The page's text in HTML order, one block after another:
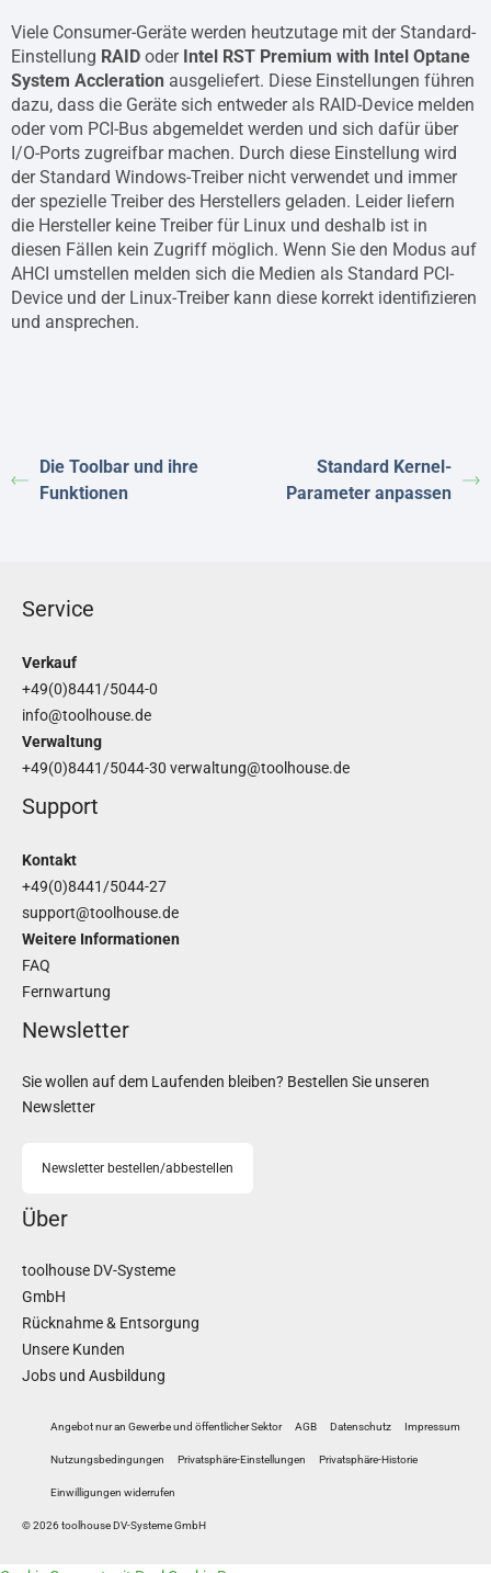
Viele Consumer-Geräte werden heutzutage mit der Standard-
Einstellung RAID oder Intel RST Premium with Intel Optane
System Accleration ausgeliefert. Diese Einstellungen führen
dazu, dass die Geräte sich entweder als RAID-Device melden
oder vom PCI-Bus abgemeldet werden und sich dafür über
I/O-Ports zugreifbar machen. Durch diese Einstellung wird
der Standard Windows-Treiber nicht verwendet und immer
der spezielle Treiber des Herstellers geladen. Leider liefern
die Hersteller keine Treiber für Linux und deshalb ist in
diesen Fällen kein Zugriff möglich. Wenn Sie den Modus auf
AHCI umstellen melden sich die Medien als Standard PCI-
Device und der Linux-Treiber kann diese korrekt identifizieren
und ansprechen.
Die Toolbar und ihre
Funktionen
Standard Kernel-
Parameter anpassen
Service
Verkauf
+49(0)8441/5044-0
info@toolhouse.de
Verwaltung
+49(0)8441/5044-30 verwaltung@toolhouse.de
Support
Kontakt
+49(0)8441/5044-27
support@toolhouse.de
Weitere Informationen
FAQ
Fernwartung
Newsletter
Sie wollen auf dem Laufenden bleiben? Bestellen Sie unseren
Newsletter
Newsletter bestellen/abbestellen
Über
toolhouse DV-Systeme
GmbH
Rücknahme & Entsorgung
Unsere Kunden
Jobs und Ausbildung
Angebot nur an Gewerbe und öffentlicher Sektor AGB Datenschutz Impressum
Nutzungsbedingungen Privatsphäre-Einstellungen Privatsphäre-Historie
Einwilligungen widerrufen
© 2026 toolhouse DV-Systeme GmbH